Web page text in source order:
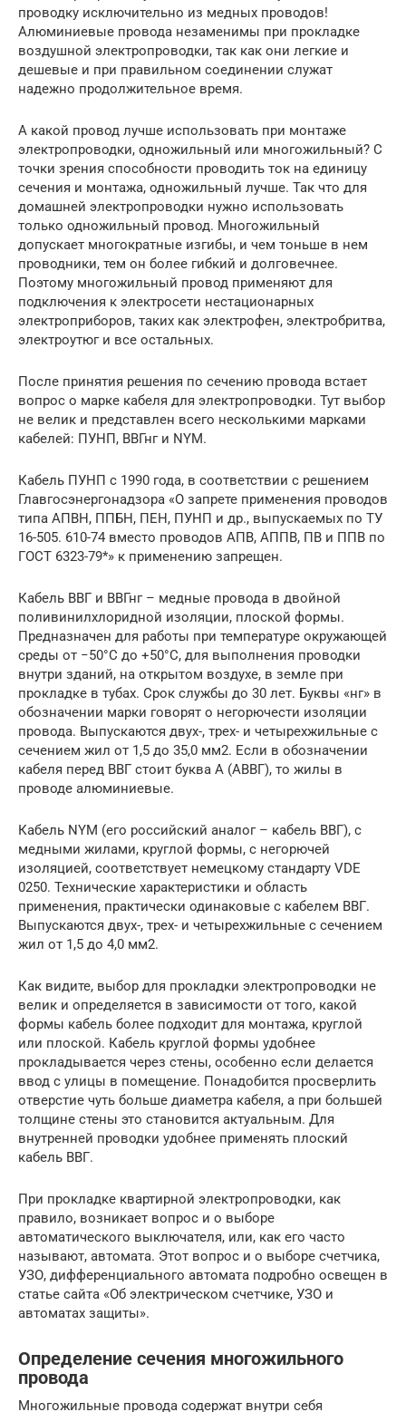
проводку исключительно из медных проводов!
Алюминиевые провода незаменимы при прокладке
воздушной электропроводки, так как они легкие и
дешевые и при правильном соединении служат
надежно продолжительное время.
А какой провод лучше использовать при монтаже
электропроводки, одножильный или многожильный? С
точки зрения способности проводить ток на единицу
сечения и монтажа, одножильный лучше. Так что для
домашней электропроводки нужно использовать
только одножильный провод. Многожильный
допускает многократные изгибы, и чем тоньше в нем
проводники, тем он более гибкий и долговечнее.
Поэтому многожильный провод применяют для
подключения к электросети нестационарных
электроприборов, таких как электрофен, электробритва,
электроутюг и все остальных.
После принятия решения по сечению провода встает
вопрос о марке кабеля для электропроводки. Тут выбор
не велик и представлен всего несколькими марками
кабелей: ПУНП, ВВГнг и NYM.
Кабель ПУНП с 1990 года, в соответствии с решением
Главгосэнергонадзора «О запрете применения проводов
типа АПВН, ППБН, ПЕН, ПУНП и др., выпускаемых по ТУ
16-505. 610-74 вместо проводов АПВ, АППВ, ПВ и ППВ по
ГОСТ 6323-79*» к применению запрещен.
Кабель ВВГ и ВВГнг – медные провода в двойной
поливинилхлоридной изоляции, плоской формы.
Предназначен для работы при температуре окружающей
среды от −50°С до +50°С, для выполнения проводки
внутри зданий, на открытом воздухе, в земле при
прокладке в тубах. Срок службы до 30 лет. Буквы «нг» в
обозначении марки говорят о негорючести изоляции
провода. Выпускаются двух-, трех- и четырехжильные с
сечением жил от 1,5 до 35,0 мм2. Если в обозначении
кабеля перед ВВГ стоит буква А (АВВГ), то жилы в
проводе алюминиевые.
Кабель NYM (его российский аналог – кабель ВВГ), с
медными жилами, круглой формы, с негорючей
изоляцией, соответствует немецкому стандарту VDE
0250. Технические характеристики и область
применения, практически одинаковые с кабелем ВВГ.
Выпускаются двух-, трех- и четырехжильные с сечением
жил от 1,5 до 4,0 мм2.
Как видите, выбор для прокладки электропроводки не
велик и определяется в зависимости от того, какой
формы кабель более подходит для монтажа, круглой
или плоской. Кабель круглой формы удобнее
прокладывается через стены, особенно если делается
ввод с улицы в помещение. Понадобится просверлить
отверстие чуть больше диаметра кабеля, а при большей
толщине стены это становится актуальным. Для
внутренней проводки удобнее применять плоский
кабель ВВГ.
При прокладке квартирной электропроводки, как
правило, возникает вопрос и о выборе
автоматического выключателя, или, как его часто
называют, автомата. Этот вопрос и о выборе счетчика,
УЗО, дифференциального автомата подробно освещен в
статье сайта «Об электрическом счетчике, УЗО и
автоматах защиты».
Определение сечения многожильного
провода
Многожильные провода содержат внутри себя